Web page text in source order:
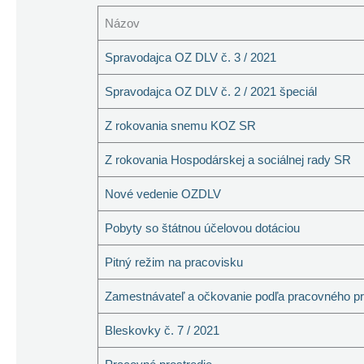
Názov
Spravodajca OZ DLV č. 3 / 2021
Spravodajca OZ DLV č. 2 / 2021 špeciál
Z rokovania snemu KOZ SR
Z rokovania Hospodárskej a sociálnej rady SR
Nové vedenie OZDLV
Pobyty so štátnou účelovou dotáciou
Pitný režim na pracovisku
Zamestnávateľ a očkovanie podľa pracovného
Bleskovky č. 7 / 2021